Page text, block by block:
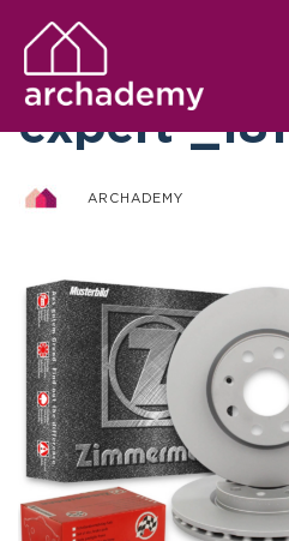
otto-
expert-
ARCHADEMY